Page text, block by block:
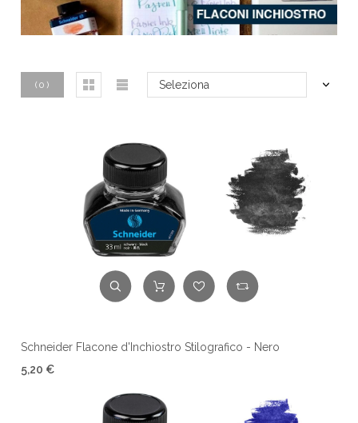
( 0 ) Seleziona
Schneider Flacone d'Inchiostro Stilografico - Nero
5,20 €